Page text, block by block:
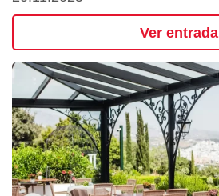
Ver entrada